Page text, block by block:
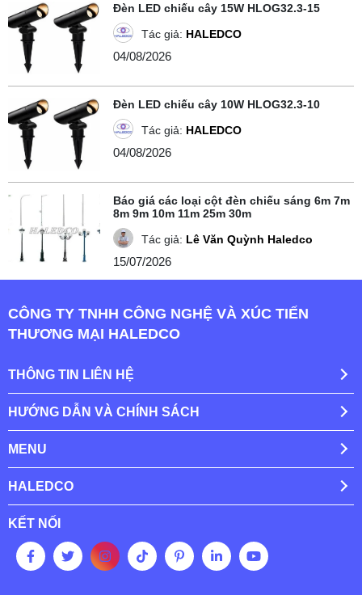
Đèn LED chiếu cây 15W HLOG32.3-15
Tác giả: HALEDCO
04/08/2026
Đèn LED chiếu cây 10W HLOG32.3-10
Tác giả: HALEDCO
04/08/2026
Báo giá các loại cột đèn chiếu sáng 6m 7m
8m 9m 10m 11m 25m 30m
Tác giả: Lê Văn Quỳnh Haledco
15/07/2026
CÔNG TY TNHH CÔNG NGHỆ VÀ XÚC TIẾN
THƯƠNG MẠI HALEDCO
THÔNG TIN LIÊN HỆ
HƯỚNG DẪN VÀ CHÍNH SÁCH
MENU
HALEDCO
KẾT NỐI